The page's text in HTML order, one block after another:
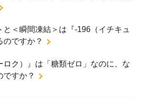
と＜瞬間凍結＞は『-196（イチキュ
のですか？
ロク）』は「糖類ゼロ」なのに、な
ですか？